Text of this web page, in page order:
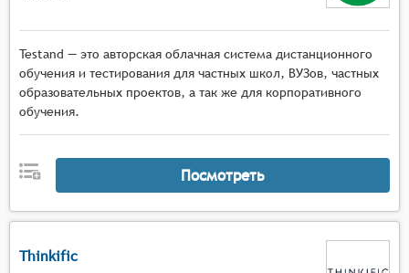
Testand — это авторская облачная система дистанционного
обучения и тестирования для частных школ, ВУЗов, частных
образовательных проектов, а так же для корпоративного
обучения.
Посмотреть
Thinkific